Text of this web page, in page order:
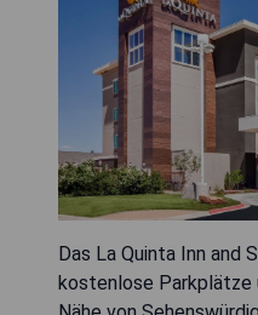
Das La Quinta Inn and
kostenlose Parkplätze